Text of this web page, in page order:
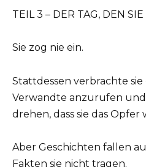
TEIL 3 – DER TAG, DEN
Sie zog nie ein.
Stattdessen verbrachte
Verwandte anzurufen und
drehen, dass sie das Opfer
Aber Geschichten fallen
Fakten sie nicht tragen.